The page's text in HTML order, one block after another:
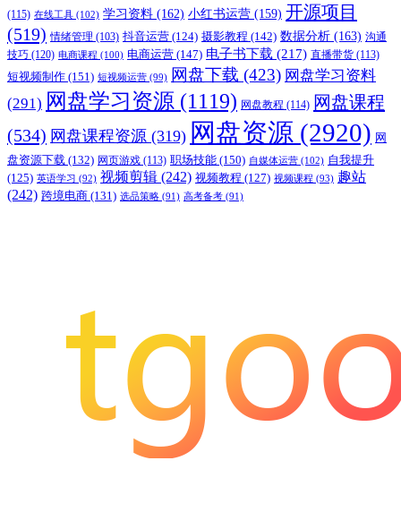
(115) 在线工具 (102) 学习资料 (162) 小红书运营 (159) 开源项目
(519) 情绪管理 (103) 抖音运营 (124) 摄影教程 (142) 数据分析 (163) 沟通
技巧 (120) 电商课程 (100) 电商运营 (147) 电子书下载 (217) 直播带货 (113)
短视频制作 (151) 短视频运营 (99) 网盘下载 (423) 网盘学习资料
(291) 网盘学习资源 (1119) 网盘教程 (114) 网盘课程
(534) 网盘课程资源 (319) 网盘资源 (2920) 网
盘资源下载 (132) 网页游戏 (113) 职场技能 (150) 自媒体运营 (102) 自我提升
(125) 英语学习 (92) 视频剪辑 (242) 视频教程 (127) 视频课程 (93) 趣站
(242) 跨境电商 (131) 选品策略 (91) 高考备考 (91)